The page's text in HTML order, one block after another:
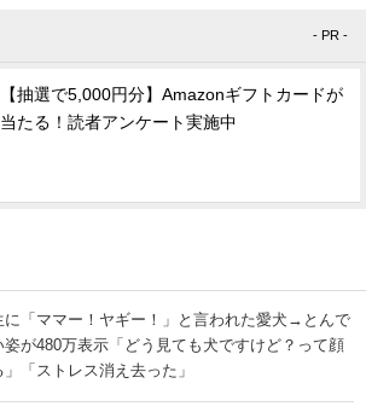
- PR -
【抽選で5,000円分】Amazonギフトカードが
当たる！読者アンケート実施中
に「ママー！ヤギー！」と言われた愛犬→とんで
姿が480万表示「どう見ても犬ですけど？って顔
」「ストレス消え去った」